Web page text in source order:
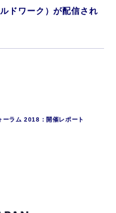
ドワーク）が配信され
ーラム 2018：開催レポート